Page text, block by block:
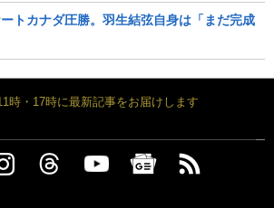
ートカナダ圧勝。羽生結弦自身は「まだ完成
時・17時に最新記事をお届けします